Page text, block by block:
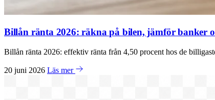
Billån ränta 2026: räkna på bilen, jämför banker
Billån ränta 2026: effektiv ränta från 4,50 procent hos de
20 juni 2026 Läs mer